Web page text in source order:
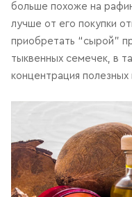
больше похоже на
лучше от его покупки
приобретать “сырой”
тыквенных семечек, в
концентрация